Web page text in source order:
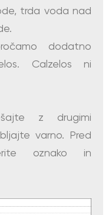
trda voda nad
dodatno
Calzelos ni
z drugimi
varno. Pred
oznako in